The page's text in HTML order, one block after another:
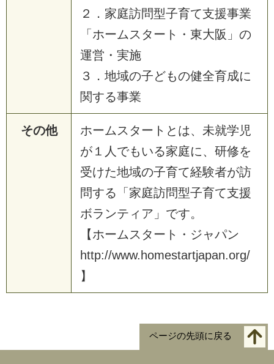
２．家庭訪問型子育て支援事業
「ホームスタート・東大阪」の
運営・実施
３．地域の子どもの健全育成に
関する事業
その他
ホームスタートとは、未就学児
が１人でもいる家庭に、研修を
受けた地域の子育て経験者が訪
問する「家庭訪問型子育て支援
ボランティア」です。
【ホームスタート・ジャパン
http://www.homestartjapan.org/
】
ページの先頭に戻る